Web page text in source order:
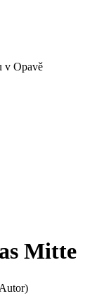
v Opavě
Mitte